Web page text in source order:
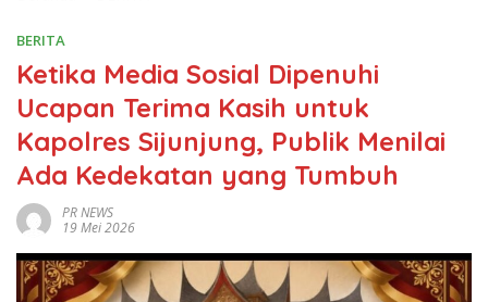
BERITA
Ketika Media Sosial Dipenuhi
Ucapan Terima Kasih untuk
Kapolres Sijunjung, Publik Menilai
Ada Kedekatan yang Tumbuh
PR NEWS
19 Mei 2026